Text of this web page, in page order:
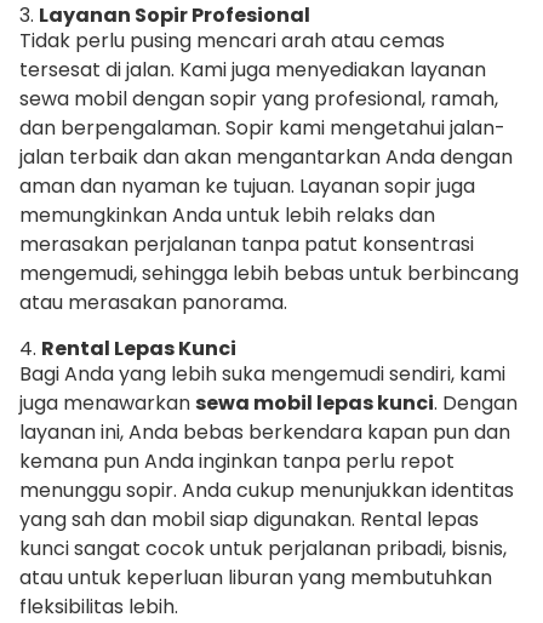
3. Layanan Sopir Profesional
Tidak perlu pusing mencari arah atau cemas
tersesat di jalan. Kami juga menyediakan layanan
sewa mobil dengan sopir yang profesional, ramah,
dan berpengalaman. Sopir kami mengetahui jalan-
jalan terbaik dan akan mengantarkan Anda dengan
aman dan nyaman ke tujuan. Layanan sopir juga
memungkinkan Anda untuk lebih relaks dan
merasakan perjalanan tanpa patut konsentrasi
mengemudi, sehingga lebih bebas untuk berbincang
atau merasakan panorama.
4. Rental Lepas Kunci
Bagi Anda yang lebih suka mengemudi sendiri, kami
juga menawarkansewa mobil lepas kunci. Dengan
layanan ini, Anda bebas berkendara kapan pun dan
kemana pun Anda inginkan tanpa perlu repot
menunggu sopir. Anda cukup menunjukkan identitas
yang sah dan mobil siap digunakan. Rental lepas
kunci sangat cocok untuk perjalanan pribadi, bisnis,
atau untuk keperluan liburan yang membutuhkan
fleksibilitas lebih.